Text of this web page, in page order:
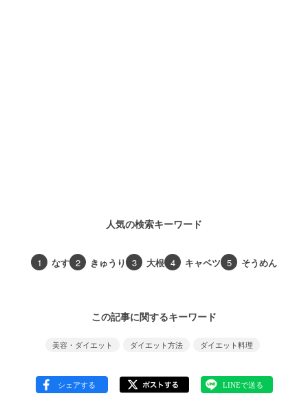
人気の検索キーワード
1 なす 2 きゅうり 3 大根 4 キャベツ 5 そうめん
この記事に関するキーワード
美容・ダイエット ダイエット方法 ダイエット料理